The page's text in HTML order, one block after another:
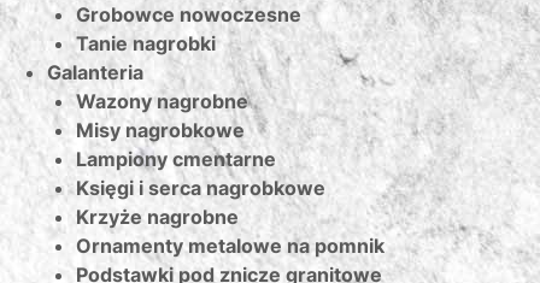
Grobowce nowoczesne
Tanie nagrobki
Galanteria
Wazony nagrobne
Misy nagrobkowe
Lampiony cmentarne
Księgi i serca nagrobkowe
Krzyże nagrobne
Ornamenty metalowe na pomnik
Podstawki pod znicze granitowe